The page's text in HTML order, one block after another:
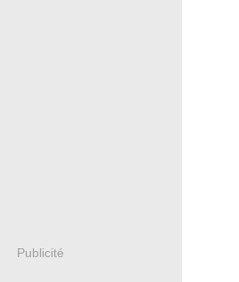
Publicité